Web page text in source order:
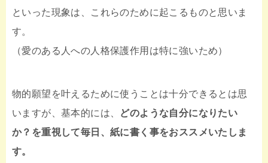
といった現象は、これらのために起こるものと思いま
す。
（愛のある人への人格保護作用は特に強いため）
物的願望を叶えるために使うことは十分できるとは思
いますが、基本的には、 どのような自分になりたい
か？を重視して毎日、紙に書く事をおススメいたしま
す。